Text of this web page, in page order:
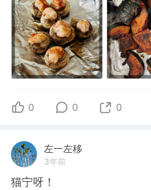
0 0 0
左一左移
3年前
猫宁呀！